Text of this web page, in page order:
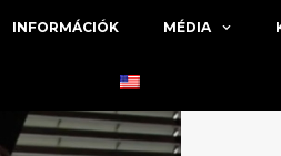
INFORMÁCIÓK MÉDIA